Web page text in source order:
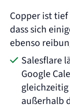
Copper ist
dass sich
ebenso
Salesflare
Google
außerhalb